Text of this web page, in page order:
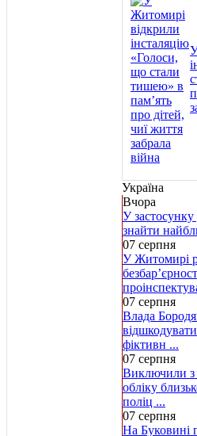
Україна
Вчора
У
знайти
07 серпня
У Житомирі
07 серпня
Влада
фіктивн ...
07 серпня
Виключили з
обліку
поліц ...
07 серпня
На Буковині